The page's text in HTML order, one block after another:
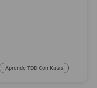
Aprende TDD Con Katas